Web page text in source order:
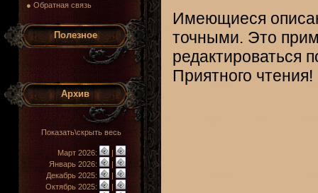
● Обратная связь
Полезное
Архив
Показать\скрыть весь
Март 2026:
|
Январь 2026:
|
Декабрь 2025:
|
Октябрь 2025:
|
Имеющиеся
точными. Это
редактироваться
Приятного чтения!